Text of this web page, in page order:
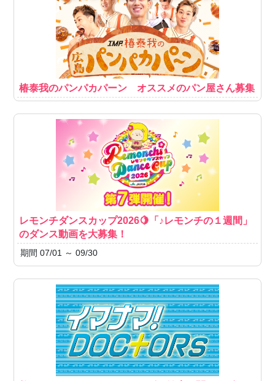
椿泰我のパンパカパーン オススメのパン屋さん募集
レモンチダンスカップ2026🍋「♪レモンチの１週間」
のダンス動画を大募集！
期間 07/01 ～ 09/30